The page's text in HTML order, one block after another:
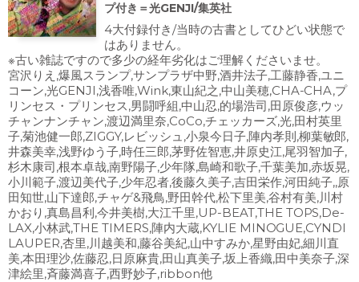
プ付き＝光GENJI/集英社
4大付録付き/当時の古書としてひどい状態で
はありません。
※古い雑誌ですので多少の経年劣化はご理解くださいませ。
宮沢りえ,爆風スランプ,サンプラザ中野,酒井法子,工藤静香,ユニ
コーン,光GENJI,浅香唯,Wink,東山紀之,中山美穂,CHA-CHA,プ
リンセス・プリンセス,男闘呼組,中山忍,的場浩司,田原俊彦,ウッ
チャンナンチャン,渡辺満里奈,CoCo,チェッカーズ,光,田村英里
子,菊池健一郎,ZIGGY,レビッシュ,小泉今日子,陣内孝則,柳葉敏郎,
井森美幸,浅野ゆう子,時任三郎,茅野佐智恵,井原史江,尾羽智加子,
杉木康司,根本卓哉,南野陽子,少年隊,島崎和歌子,千葉美加,赤坂晃,
小川範子,渡辺美代子,少年忍者,後藤久美子,吉田栄作,河田純子,,原
田知世,山下達郎,チャゲ&飛鳥,野田幹代,松下里美,谷村有美,川村
かおり,真島昌利,今井美樹,大江千里,UP-BEAT,THE TOPS,De-
LAX,小林武,THE TIMERS,陣内大蔵,KYLIE MINOGUE,CYNDI
LAUPER,杏里,川越美和,藤谷美紀,山中すみか,星野由妃,細川直
美,本田理沙,佐藤忍,日原麻貴,田山真美子,坂上香織,田中美奈子,深
津絵里,斉藤満喜子,西野妙子,ribbon他